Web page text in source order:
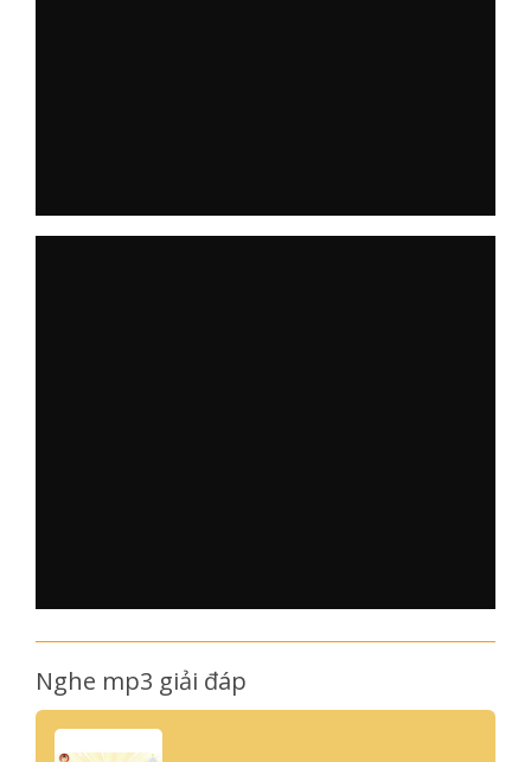
Nghe mp3 giải đáp